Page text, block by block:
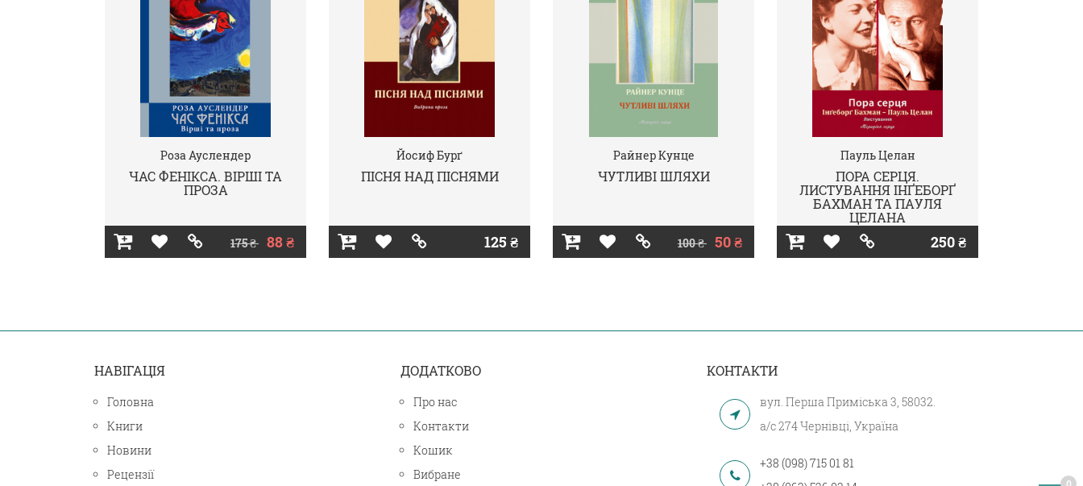
Роза Ауслендер
ЧАС ФЕНІКСА. ВІРШІ ТА
ПРОЗА
175 ₴ 88 ₴
Йосиф Бурґ
ПІСНЯ НАД ПІСНЯМИ
125 ₴
Райнер Кунце
ЧУТЛИВІ ШЛЯХИ
100 ₴ 50 ₴
Пауль Целан
ПОРА СЕРЦЯ.
ЛИСТУВАННЯ ІНҐЕБОРҐ
БАХМАН ТА ПАУЛЯ
ЦЕЛАНА
250 ₴
НАВІГАЦІЯ
Головна
Книги
Новини
Рецензії
ДОДАТКОВО
Про нас
Контакти
Кошик
Вибране
КОНТАКТИ
вул. Перша Приміська 3, 58032.
а/с 274 Чернівці, Україна
+38 (098) 715 01 81